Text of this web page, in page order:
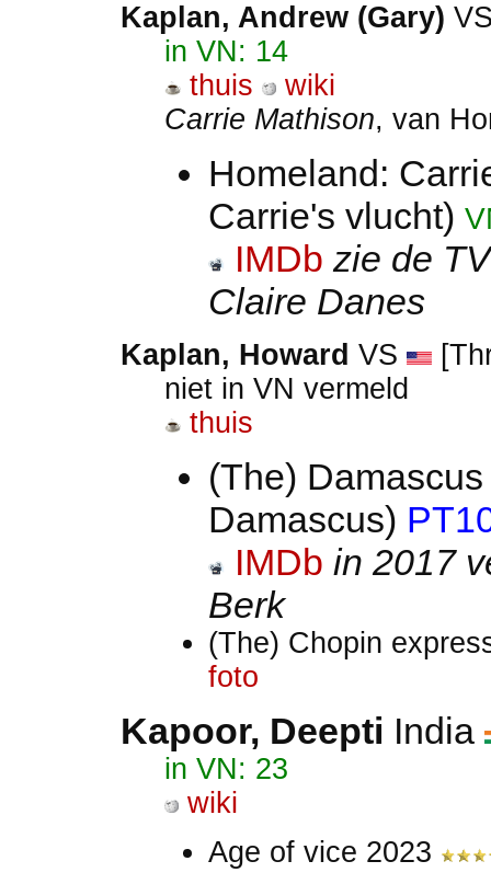
Kaplan, Andrew (Gary)
in VN: 14
thuis
wiki
Carrie Mathison, van
Homeland:
Carrie's vlucht)
IMDb zie de
Claire Danes
Kaplan, Howard VS
niet in VN vermeld
thuis
(The)
Damascus)
IMDb in 2017
Berk
(The) Chopin
foto
Kapoor, Deepti India
in VN: 23
wiki
Age of vice 2023